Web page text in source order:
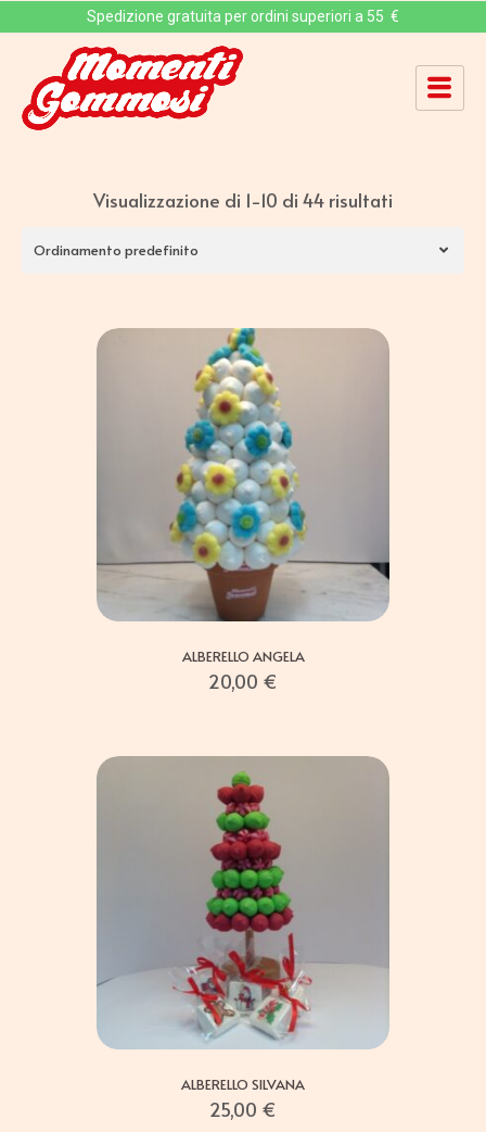
Spedizione gratuita per ordini superiori a 55 €
Visualizzazione di 1-10 di 44 risultati
Ordinamento predefinito
ALBERELLO ANGELA
20,00 €
ALBERELLO SILVANA
25,00 €